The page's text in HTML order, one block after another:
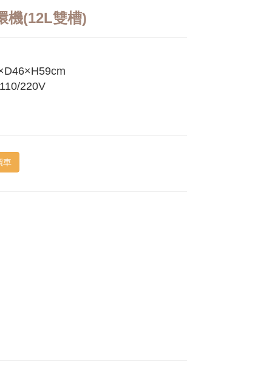
機(12L雙槽)
220V
車